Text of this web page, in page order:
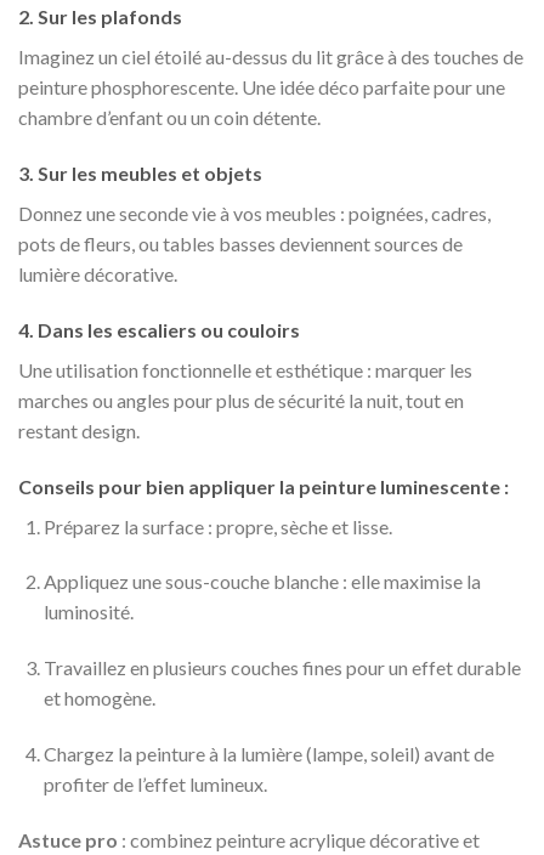
2. Sur les plafonds
Imaginez un ciel étoilé au-dessus du lit grâce à des touches de
peinture phosphorescente. Une idée déco parfaite pour une
chambre d’enfant ou un coin détente.
3. Sur les meubles et objets
Donnez une seconde vie à vos meubles : poignées, cadres,
pots de fleurs, ou tables basses deviennent sources de
lumière décorative.
4. Dans les escaliers ou couloirs
Une utilisation fonctionnelle et esthétique : marquer les
marches ou angles pour plus de sécurité la nuit, tout en
restant design.
Conseils pour bien appliquer la peinture luminescente :
Préparez la surface : propre, sèche et lisse.
Appliquez une sous-couche blanche : elle maximise la
luminosité.
Travaillez en plusieurs couches fines pour un effet durable
et homogène.
Chargez la peinture à la lumière (lampe, soleil) avant de
profiter de l’effet lumineux.
Astuce pro : combinez peinture acrylique décorative et